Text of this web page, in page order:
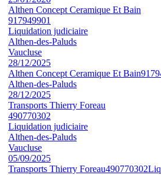
Althen Concept Ceramique Et Bain
917949901
Liquidation judiciaire
Althen-des-Paluds
Vaucluse
28/12/2025
Althen Concept Ceramique Et Bain
Althen-des-Paluds
28/12/2025
Transports Thierry Foreau
490770302
Liquidation judiciaire
Althen-des-Paluds
Vaucluse
05/09/2025
Transports Thierry Foreau490770302